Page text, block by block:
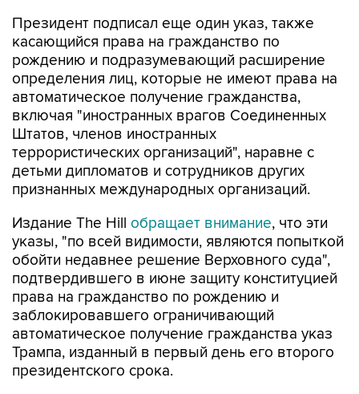
Президент подписал еще один указ, также
касающийся права на гражданство по
рождению и подразумевающий расширение
определения лиц, которые не имеют права на
автоматическое получение гражданства,
включая "иностранных врагов Соединенных
Штатов, членов иностранных
террористических организаций", наравне с
детьми дипломатов и сотрудников других
признанных международных организаций.
Издание The Hill обращает внимание, что эти
указы, "по всей видимости, являются попыткой
обойти недавнее решение Верховного суда",
подтвердившего в июне защиту конституцией
права на гражданство по рождению и
заблокировавшего ограничивающий
автоматическое получение гражданства указ
Трампа, изданный в первый день его второго
президентского срока.